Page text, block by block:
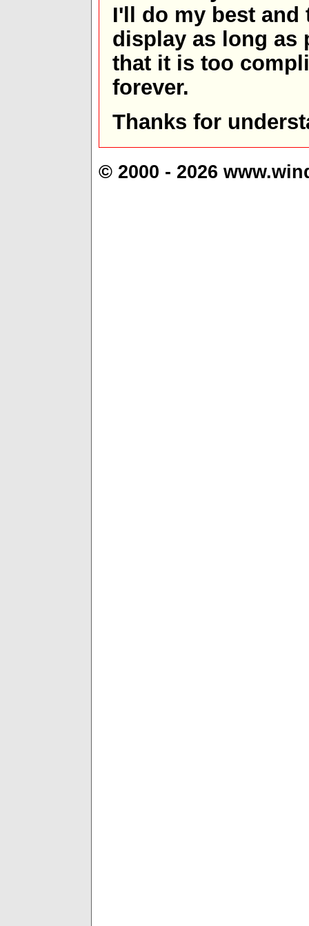
I'll do my best and
display as long as
that it is too
forever.
Thanks for
© 2000 - 2026